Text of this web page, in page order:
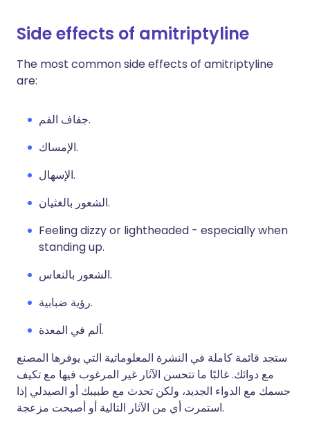
Side effects of amitriptyline
The most common side effects of amitriptyline
are:
جفاف الفم.
الإمساك.
الإسهال.
الشعور بالغثيان.
Feeling dizzy or lightheaded - especially when
standing up.
الشعور بالنعاس.
رؤية ضبابية.
ألم في المعدة.
ستجد قائمة كاملة في النشرة المعلوماتية التي يوفرها المصنع
مع دوائك. غالبًا ما تتحسن الآثار غير المرغوب فيها مع تكيف
جسمك مع الدواء الجديد، ولكن تحدث مع طبيبك أو الصيدلي إذا
استمرت أي من الآثار التالية أو أصبحت مزعجة.